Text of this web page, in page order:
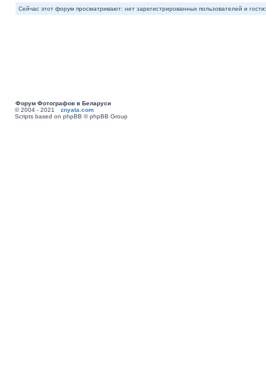
Сейчас этот форум просматривают: нет зарегистрированных пользователей и
Форум Фотографов в Беларуси
© 2004 - 2021 znyata.com
Scripts based on phpBB © phpBB Group